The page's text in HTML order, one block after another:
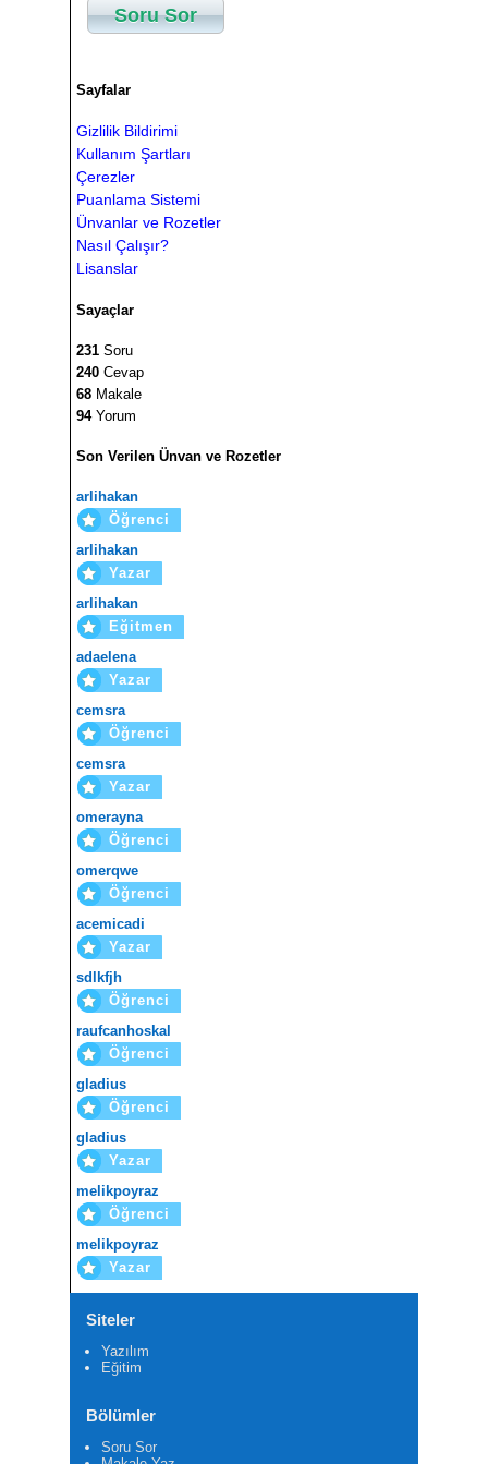
Soru Sor
Sayfalar
Gizlilik Bildirimi
Kullanım Şartları
Çerezler
Puanlama Sistemi
Ünvanlar ve Rozetler
Nasıl Çalışır?
Lisanslar
Sayaçlar
231 Soru
240 Cevap
68 Makale
94Yorum
Son Verilen Ünvan ve Rozetler
arlihakan
Öğrenci
arlihakan
Yazar
arlihakan
Eğitmen
adaelena
Yazar
cemsra
Öğrenci
cemsra
Yazar
omerayna
Öğrenci
omerqwe
Öğrenci
acemicadi
Yazar
sdlkfjh
Öğrenci
raufcanhoskal
Öğrenci
gladius
Öğrenci
gladius
Yazar
melikpoyraz
Öğrenci
melikpoyraz
Yazar
Siteler
Yazılım
Eğitim
Bölümler
Soru Sor